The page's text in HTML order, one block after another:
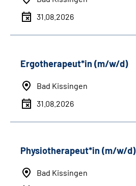
31.08.2026
Ergotherapeut*in (m/w/d)
Bad Kissingen
31.08.2026
Physiotherapeut*in (m/w/d)
Bad Kissingen